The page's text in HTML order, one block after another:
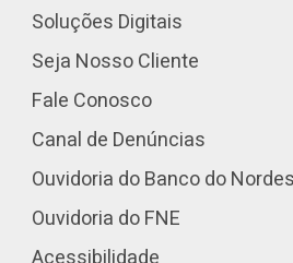
Soluções Digitais
Seja Nosso Cliente
Fale Conosco
Canal de Denúncias
Ouvidoria do Banco do
Ouvidoria do FNE